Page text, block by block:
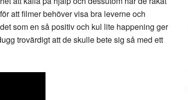
att filmer behöver visa bra leverne och
som en så positiv och kul lite happening ger
trovärdigt att de skulle bete sig så med ett